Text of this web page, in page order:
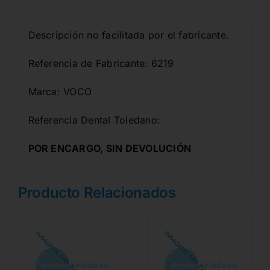
Descripción no facilitada por el fabricante.
Referencia de Fabricante: 6219
Marca: VOCO
Referencia Dental Toledano:
POR ENCARGO, SIN DEVOLUCIÓN
Producto Relacionados